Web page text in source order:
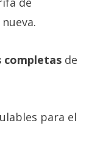
completas de
para el